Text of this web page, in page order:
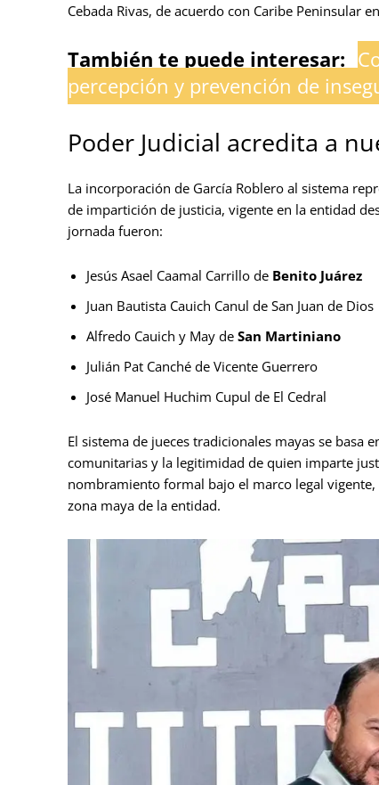
Cebada Rivas, de acuerdo con Caribe Peninsular
También te puede interesar:
percepción y prevención de
Poder Judicial acredita a
La incorporación de García Roblero al sistema
de impartición de justicia, vigente en la entidad
jornada fueron:
Jesús Asael Caamal Carrillo de Benito Juárez
Juan Bautista Cauich Canul de San Juan de Dios
Alfredo Cauich y May de San Martiniano
Julián Pat Canché de Vicente Guerrero
José Manuel Huchim Cupul de El Cedral
El sistema de jueces tradicionales mayas se basa
comunitarias y la legitimidad de quien imparte
nombramiento formal bajo el marco legal
zona maya de la entidad.